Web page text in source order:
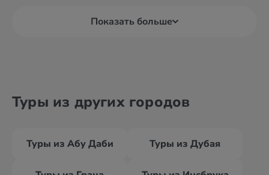
Показать больше
Туры из других городов
Туры из Абу Даби Туры из Дубая